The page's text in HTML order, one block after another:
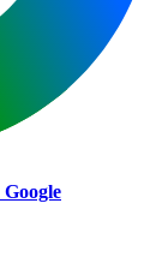
Google